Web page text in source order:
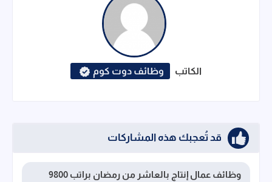
الكاتب وظائف دوت كوم
قد تُعجبك هذه المشاركات
وظائف عمال إنتاج بالعاشر من رمضان براتب 9800